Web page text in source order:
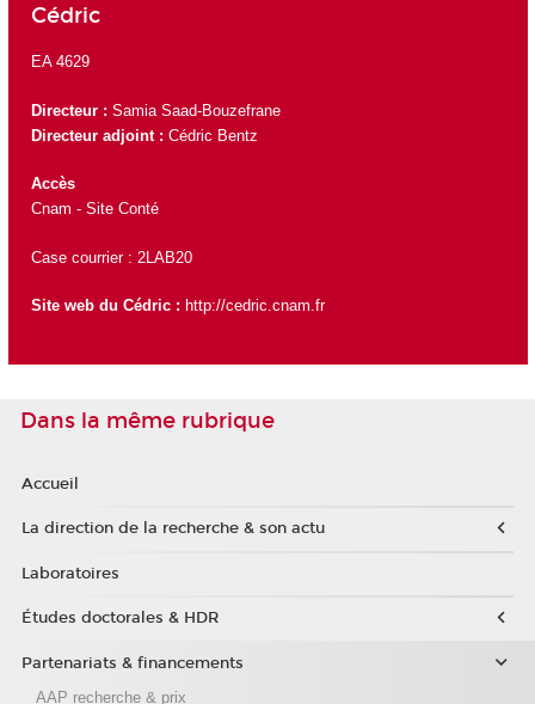
Cédric
EA 4629
Directeur : Samia Saad-Bouzefrane
Directeur adjoint : Cédric Bentz
Accès
Cnam - Site Conté
Case courrier : 2LAB20
Site web du Cédric : http://cedric.cnam.fr
Dans la même rubrique
Accueil
La direction de la recherche & son actu
Laboratoires
Études doctorales & HDR
Partenariats & financements
AAP recherche & prix